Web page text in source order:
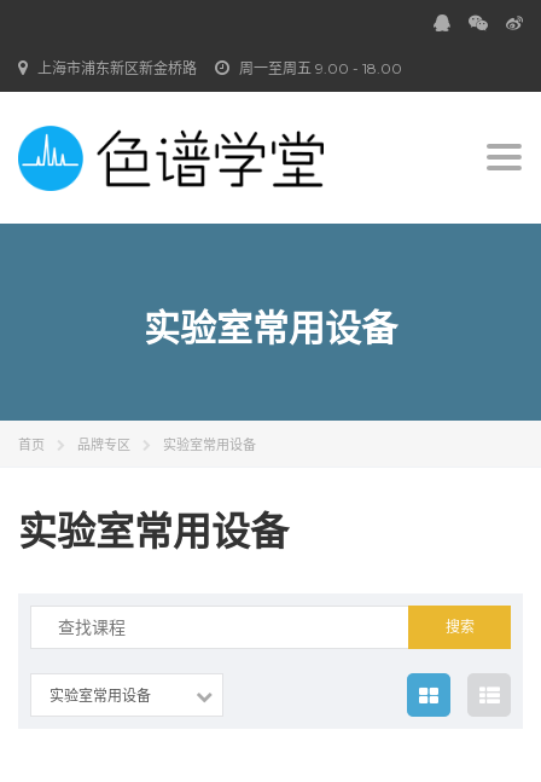
周一至周五 9.00 - 18.00
上海市浦东新区新金桥路
实验室常用设备
首页 品牌专区 实验室常用设备
实验室常用设备
索：
实验室常用设备